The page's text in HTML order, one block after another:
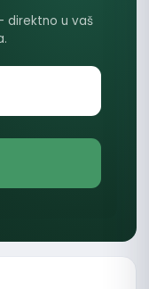
direktno u vaš